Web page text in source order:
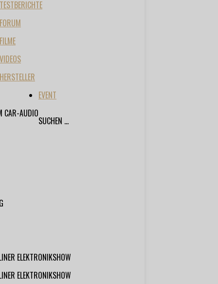
TESTBERICHTE
CAR-AUDIO
FORUM
FILME
VIDEOS
HERSTELLER
EVENT
ELEKTRONIKSHOW
ELEKTRONIKSHOW
SUCHEN ...